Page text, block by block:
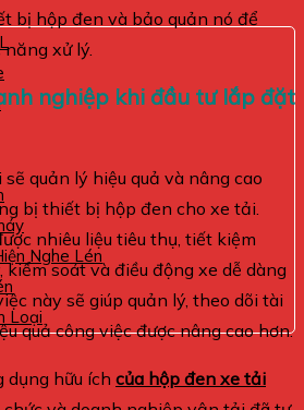
Nghe Lén
Loại
bị hộp đen và bảo quản nó để
xử lý.
nghiệp khi đầu tư lắp đặt
quản lý hiệu quả và nâng cao
bị thiết bị hộp đen cho xe tải.
nhiêu liệu tiêu thụ, tiết kiệm
kiểm soát và điều động xe dễ dàng
này sẽ giúp quản lý, theo dõi tài
quả công việc được nâng cao hơn.
hữu ích của hộp đen xe tải